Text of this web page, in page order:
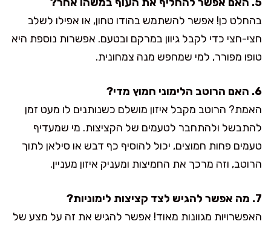
בהחלט כן! אפשר להשתמש בהודו טחון, או אפילו לשלב
חצי-חצי כדי לקבל גיוון במרקם ובטעם. אפשרות נוספת היא
טופו מפורר, למי שמחפש מנה צמחונית.
6. האם הרוטב הלימוני חמוץ מדי?
האמת? הרוטב מקבל איזון מושלם כשנותנים לו מעט זמן
להתבשל ולהתחבר לטעמים של הקציצות. מי שמעדיף
טעמים פחות חמוצים, יכול להוסיף כף דבש או סילאן לתוך
הרוטב, וזה מרכך את החמיצות ומעניק איזון מעניין.
7. מה אפשר להגיש לצד קציצות לימוניות?
האפשרויות מגוונות מאוד! אפשר להגיש את זה על מצע של